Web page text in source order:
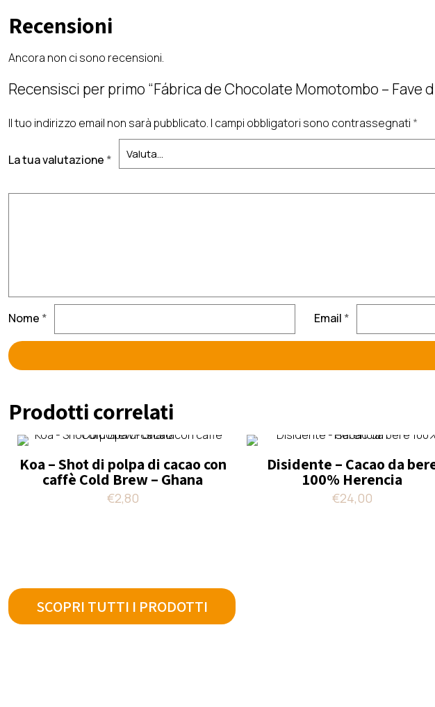
Recensioni
Ancora non ci sono recensioni.
Recensisci per primo “Fábrica de Chocolate Momotombo – Fave
Il tuo indirizzo email non sarà pubblicato. I campi obbligatori sono contrassegnati *
La tua valutazione *
Nome * Email *
Prodotti correlati
Koa – Shot di polpa di cacao con
caffè Cold Brew – Ghana
€2,80
Disidente – Cacao da
100% Herencia
€24,00
SCOPRI TUTTI I PRODOTTI